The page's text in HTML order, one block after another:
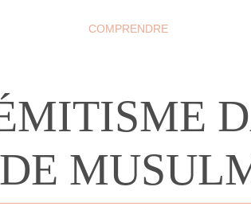
COMPRENDRE